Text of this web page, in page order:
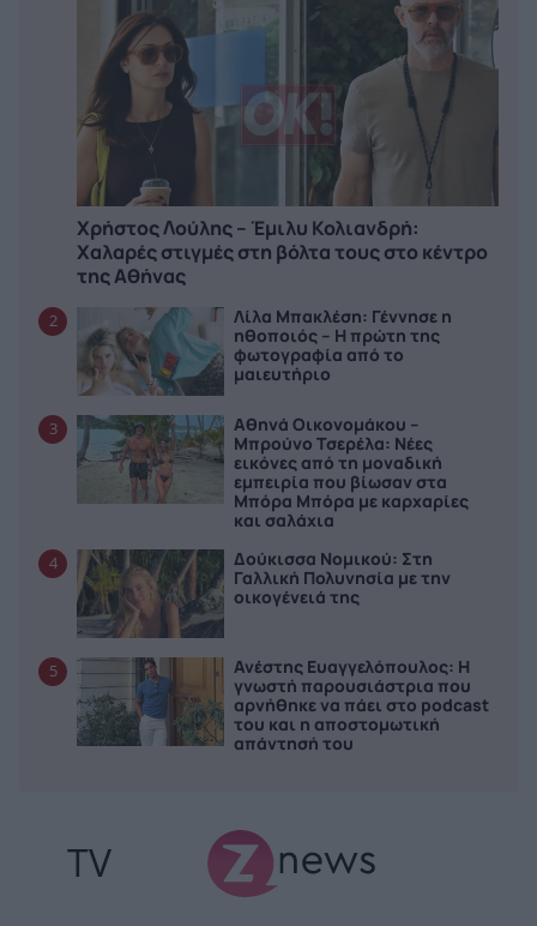
Χρήστος Λούλης – Έμιλυ Κολιανδρή:
Χαλαρές στιγμές στη βόλτα τους στο κέντρο
της Αθήνας
2
Λίλα Μπακλέση: Γέννησε η
ηθοποιός – Η πρώτη της
φωτογραφία από το
μαιευτήριο
3
Αθηνά Οικονομάκου –
Μπρούνο Τσερέλα: Νέες
εικόνες από τη μοναδική
εμπειρία που βίωσαν στα
Μπόρα Μπόρα με καρχαρίες
και σαλάχια
4
Δούκισσα Νομικού: Στη
Γαλλική Πολυνησία με την
οικογένειά της
5
Ανέστης Ευαγγελόπουλος: Η
γνωστή παρουσιάστρια που
αρνήθηκε να πάει στο podcast
του και η αποστομωτική
απάντησή του
TV